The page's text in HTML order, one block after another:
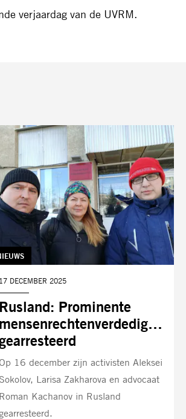
verjaardag van de UVRM.
Rusland: Prominente
mensenrechtenverdedigers
DATUM:
17 DECEMBER 2025
16 december zijn activisten Aleksei
Sokolov, Larisa Zakharova en advocaat
Roman Kachanov in Rusland